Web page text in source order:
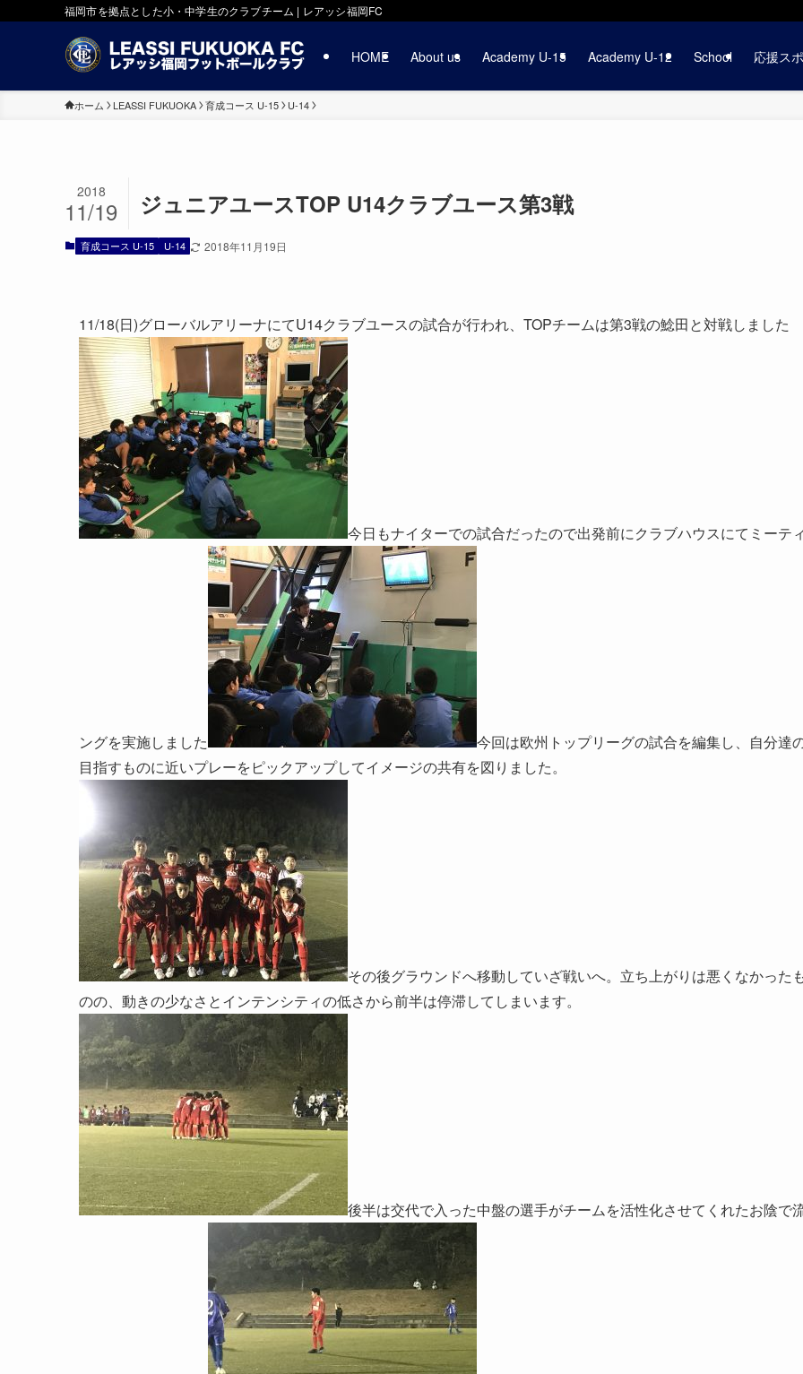
福岡市を拠点とした小・中学生のクラブチーム | レアッシ福岡FC
HOME About us Academy U-15 Academy U-12 School 応援ス
ホーム LEASSI FUKUOKA 育成コース U-15 U-14
ジュニアユースTOP U14クラブユース第3戦
2018
11/19
育成コース U-15 U-14 2018年11月19日
11/18(日)グローバルアリーナにてU14クラブユースの試合が行われ、TOPチームは第3戦の鯰田と対戦しました
今日もナイターでの試合だったので出発前にクラブハウスにてミーテ
ングを実施しました
今回は欧州トップリーグの試合を編集し、自分達
目指すものに近いプレーをピックアップしてイメージの共有を図りました。
その後グラウンドへ移動していざ戦いへ。立ち上がりは悪くなかった
のの、動きの少なさとインテンシティの低さから前半は停滞してしまいます。
後半は交代で入った中盤の選手がチームを活性化させてくれたお陰で